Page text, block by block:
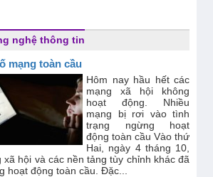
nghệ thông tin
mạng toàn cầu
Hôm nay hầu hết các
mạng xã hội không
hoạt động. Nhiều
mạng bị rơi vào tình
trạng ngừng hoạt
động toàn cầu Vào thứ
Hai, ngày 4 tháng 10,
xã hội và các nền tảng tùy chỉnh khác đã
hoạt động toàn cầu. Đặc...